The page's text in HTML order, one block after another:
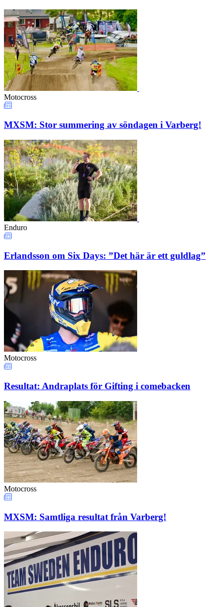
Motocross
MXSM: Stor summering av söndagen i Varberg!
Enduro
Erlandsson om Six Days: ”Det här är ett guldlag”
Motocross
Resultat: Andraplats för Gifting i comebacken
Motocross
MXSM: Samtliga resultat från Varberg!